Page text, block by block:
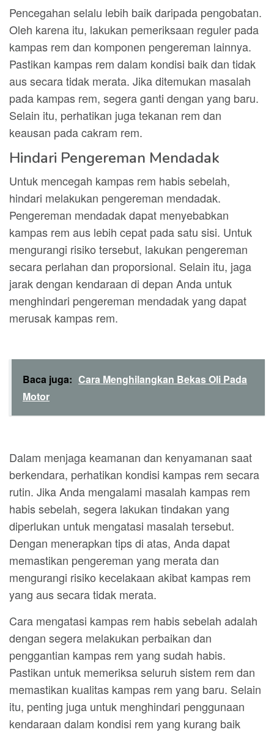
Pencegahan selalu lebih baik daripada pengobatan.
Oleh karena itu, lakukan pemeriksaan reguler pada
kampas rem dan komponen pengereman lainnya.
Pastikan kampas rem dalam kondisi baik dan tidak
aus secara tidak merata. Jika ditemukan masalah
pada kampas rem, segera ganti dengan yang baru.
Selain itu, perhatikan juga tekanan rem dan
keausan pada cakram rem.
Hindari Pengereman Mendadak
Untuk mencegah kampas rem habis sebelah,
hindari melakukan pengereman mendadak.
Pengereman mendadak dapat menyebabkan
kampas rem aus lebih cepat pada satu sisi. Untuk
mengurangi risiko tersebut, lakukan pengereman
secara perlahan dan proporsional. Selain itu, jaga
jarak dengan kendaraan di depan Anda untuk
menghindari pengereman mendadak yang dapat
merusak kampas rem.
Baca juga: Cara Menghilangkan Bekas Oli Pada
Motor
Dalam menjaga keamanan dan kenyamanan saat
berkendara, perhatikan kondisi kampas rem secara
rutin. Jika Anda mengalami masalah kampas rem
habis sebelah, segera lakukan tindakan yang
diperlukan untuk mengatasi masalah tersebut.
Dengan menerapkan tips di atas, Anda dapat
memastikan pengereman yang merata dan
mengurangi risiko kecelakaan akibat kampas rem
yang aus secara tidak merata.
Cara mengatasi kampas rem habis sebelah adalah
dengan segera melakukan perbaikan dan
penggantian kampas rem yang sudah habis.
Pastikan untuk memeriksa seluruh sistem rem dan
memastikan kualitas kampas rem yang baru. Selain
itu, penting juga untuk menghindari penggunaan
kendaraan dalam kondisi rem yang kurang baik